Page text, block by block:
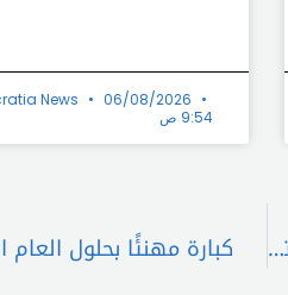
News
06/08/2026
9:54 ص
قاسم هاشم: تفلت العدو من كل القيم والمفاهيم الاخلاقية يتحمل مسؤوليته المجتمع الدولي كبارة مهنئًا بحلول